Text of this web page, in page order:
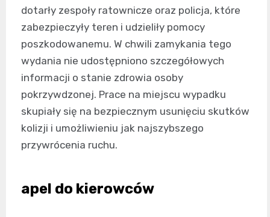
dotarły zespoły ratownicze oraz policja, które
zabezpieczyły teren i udzieliły pomocy
poszkodowanemu. W chwili zamykania tego
wydania nie udostępniono szczegółowych
informacji o stanie zdrowia osoby
pokrzywdzonej. Prace na miejscu wypadku
skupiały się na bezpiecznym usunięciu skutków
kolizji i umożliwieniu jak najszybszego
przywrócenia ruchu.
apel do kierowców